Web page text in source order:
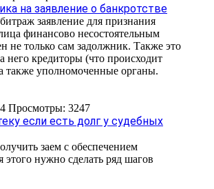
на заявление о банкротстве
заявление для признания
финансово несостоятельным
не только сам задолжник. Также это
него кредиторы (что происходит
также уполномоченные органы.
Просмотры: 3247
если есть долг у судебных
заем с обеспечением
этого нужно сделать ряд шагов